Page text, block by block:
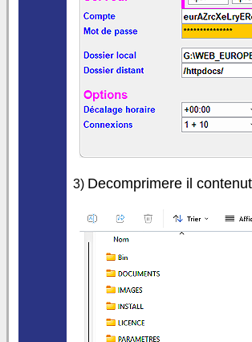
3) Decomprimere il